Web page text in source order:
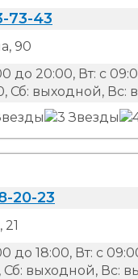
73-43
90
до 20:00, Вт: с
Сб: выходной, Вс:
20-23
до 18:00, Вт: с
Сб: выходной, Вс: